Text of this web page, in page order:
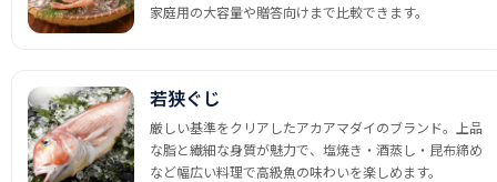
家庭用の大容量や贈答向けまで比較できます。
若狭ぐじ
厳しい基準をクリアしたアカアマダイのブランド。上品
な脂と繊細な身質が魅力で、塩焼き・酒蒸し・昆布締め
など幅広い料理で高級魚の味わいを楽しめます。